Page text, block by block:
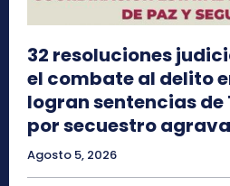
32 resoluciones
el combate al delito
logran sentencias de
por secuestro
Agosto 5, 2026